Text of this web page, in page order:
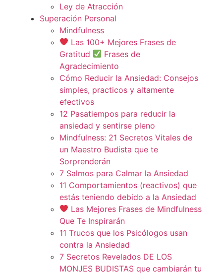
Ley de Atracción
Superación Personal
Mindfulness
Las 100+ Mejores Frases de
Gratitud
Frases de
Agradecimiento
Cómo Reducir la Ansiedad: Consejos
simples, practicos y altamente
efectivos
12 Pasatiempos para reducir la
ansiedad y sentirse pleno
Mindfulness: 21 Secretos Vitales de
un Maestro Budista que te
Sorprenderán
7 Salmos para Calmar la Ansiedad
11 Comportamientos (reactivos) que
estás teniendo debido a la Ansiedad
Las Mejores Frases de Mindfulness
Que Te Inspirarán
11 Trucos que los Psicólogos usan
contra la Ansiedad
7 Secretos Revelados DE LOS
MONJES BUDISTAS que cambiarán tu